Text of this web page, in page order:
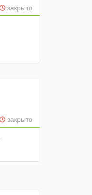
закрыто
закрыто